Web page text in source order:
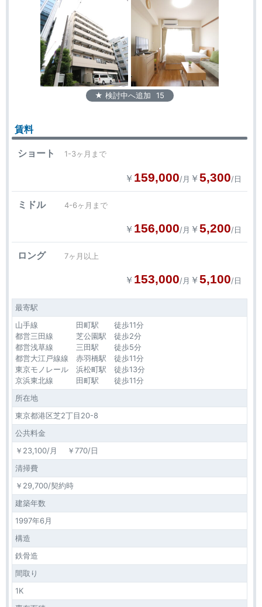
★ 検討中へ追加 15
賃料
ショート 1-3ヶ月まで
￥ 159,000/月 ￥5,300/日
ミドル 4-6ヶ月まで
￥ 156,000/月 ￥5,200/日
ロング 7ヶ月以上
￥ 153,000/月 ￥5,100/日
最寄駅
山手線 田町駅 徒歩11分
都営三田線 芝公園駅 徒歩2分
都営浅草線 三田駅 徒歩5分
都営大江戸線線 赤羽橋駅 徒歩11分
東京モノレール 浜松町駅 徒歩13分
京浜東北線 田町駅 徒歩11分
所在地
東京都港区芝2丁目20-8
公共料金
￥23,100/月 ￥770/日
清掃費
￥29,700/契約時
建築年数
1997年6月
構造
鉄骨造
間取り
1K